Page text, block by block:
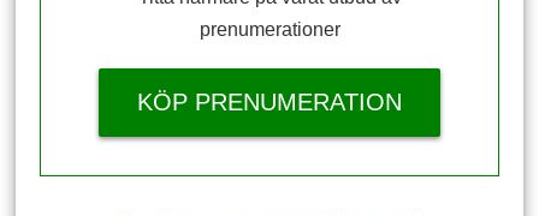
prenumerationer
KÖP PRENUMERATION